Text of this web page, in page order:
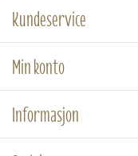
Kundeservice
Min konto
Informasjon